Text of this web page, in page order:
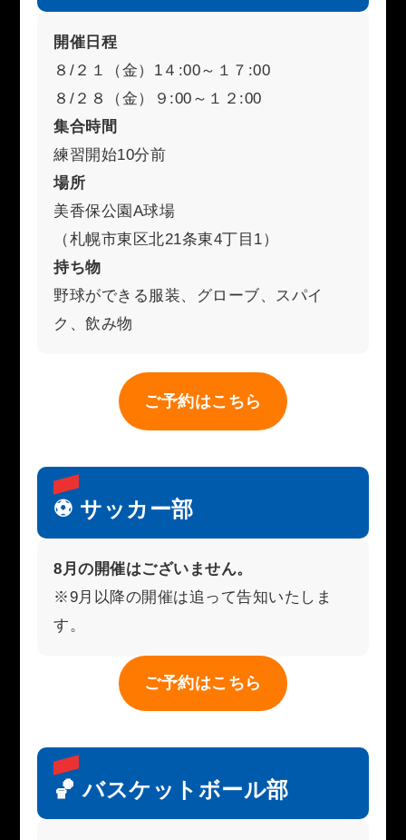
開催日程
８/２１（金）1４:00～１７:00
８/２８（金）９:00～１２:00
集合時間
練習開始10分前
場所
美香保公園A球場
（札幌市東区北21条東4丁目1）
持ち物
野球ができる服装、グローブ、スパイ
ク、飲み物
ご予約はこちら
⚽ サッカー部
8月の開催はございません。
※9月以降の開催は追って告知いたしま
す。
ご予約はこちら
🏀 バスケットボール部